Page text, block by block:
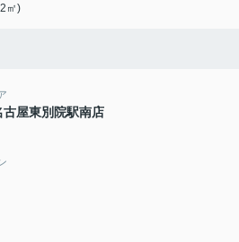
㎡)
屋東別院駅南店